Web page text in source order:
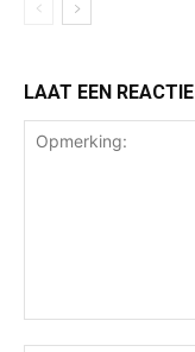
LAAT EEN